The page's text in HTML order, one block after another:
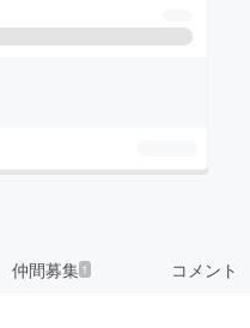
仲間募集 1 コメント